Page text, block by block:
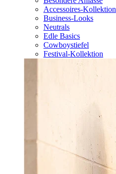
Accessoires-Kollektion
Business-Looks
Neutrals
Edle Basics
Cowboystiefel
Festival-Kollektion